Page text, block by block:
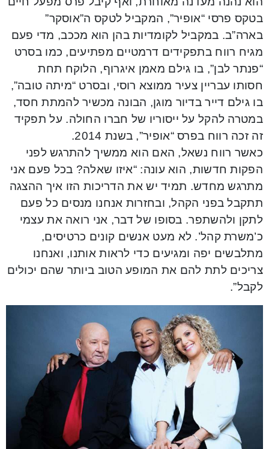
בטקס פרסי “אופיר”, המקביל לטקס ה”אוסקר”
בארה”ב. במקביל לקומדיות בהן הוא מככב, מדי פעם
מגיח רווח בתפקידים דרמטיים מפתיעים, כמו בסרט
“פנתר לבן”, בו גילם מאמן איגרוף, הלוקח תחת
חסותו עבריין צעיר ממוצא רוסי, ובסרט “מיתה טובה”,
בו גילם דייר בדיור מוגן, הבונה מכשיר להמתת חסד,
במטרה להקל על ייסוריו של חברו החולה. על תפקיד
זה זכה רווח בפרס “אופיר”, בשנת 2014.
כאשר רווח נשאל, האם הוא ממשיך להתרגש לפני
הפקות חדשות, הוא עונה: “איזו שאלה? בכל פעם אני
מתרגש מחדש. תמיד יש את הדריכות הזו איך ההצגה
תתקבל בפני הקהל, ובחזרות אנחנו מנסים כל פעם
לתקן ולהשתפר. בסופו של דבר, אני רואה את עצמי
כ’משרת קהל’. לא מעט אנשים קונים כרטיסים,
מתלבשים יפה ומגיעים כדי לראות אותנו, ואנחנו
צריכים לתת להם את המופע הטוב ביותר שהם יכולים
לקבל”.